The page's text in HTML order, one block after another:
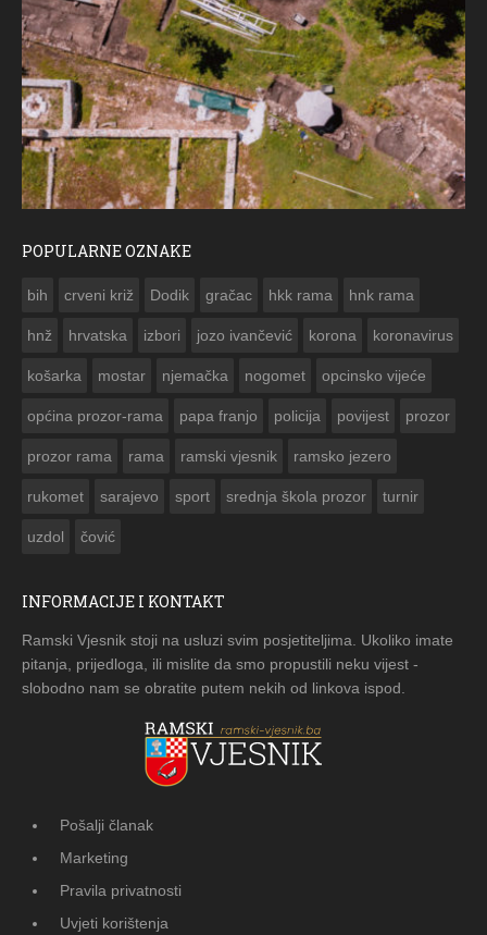
POPULARNE OZNAKE
bih crveni križ Dodik gračac hkk rama hnk rama
hnž hrvatska izbori jozo ivančević korona koronavirus
košarka mostar njemačka nogomet opcinsko vijeće
općina prozor-rama papa franjo policija povijest prozor
prozor rama rama ramski vjesnik ramsko jezero
rukomet sarajevo sport srednja škola prozor turnir
uzdol čović
INFORMACIJE I KONTAKT
Ramski Vjesnik stoji na usluzi svim posjetiteljima. Ukoliko imate
pitanja, prijedloga, ili mislite da smo propustili neku vijest -
slobodno nam se obratite putem nekih od linkova ispod.
Pošalji članak
Marketing
Pravila privatnosti
Uvjeti korištenja